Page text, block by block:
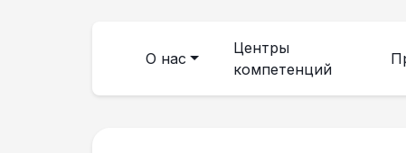
О нас
Центры
компетенций